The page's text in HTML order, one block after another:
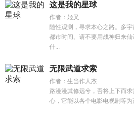
这是我的星球
作者：姬叉
随性观测，寻求本心之路。多
都市时间。请不要用战神归来
什...
无限武道求索
作者：生当作人杰
路漫漫其修远兮，吾将上下而
心，它能以各个电影电视剧等为